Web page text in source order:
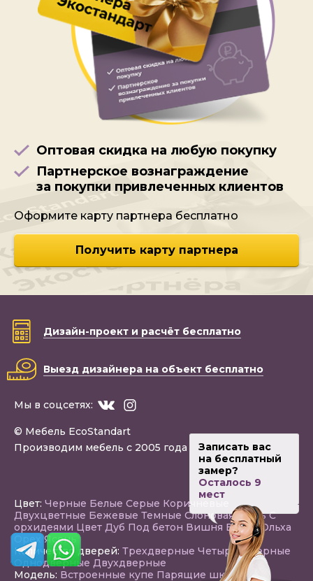
Оптовая скидка на любую покупку
Партнерское вознаграждение
за покупки привлеченных клиентов
Оформите карту партнера бесплатно
Получить карту партнера
Дизайн-проект и расчёт бесплатно
Выезд дизайнера на объект бесплатно
Мы в соцсетях:
© Мебель EcoStandart
Производим мебель с 2005 года
Цвет: Черные Белые Серые Коричневые
Двухцветные Бежевые Темные Слоновая кость С
орхидеями Цвет Дуб Под бетон Вишня Венге Ольха
Орех Ясень
Количество дверей: Трехдверные Четырехдверные
Однодверные Двухдверные
Модель: Встроенные купе Парящие шкафы в
Записать вас
на бесплатный
замер?
Осталось 9
мест